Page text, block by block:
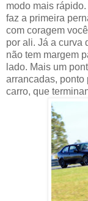
modo mais
faz a primeira
com coragem
por ali. Já a curva
não tem margem
lado. Mais um
arrancadas, ponto
carro, que